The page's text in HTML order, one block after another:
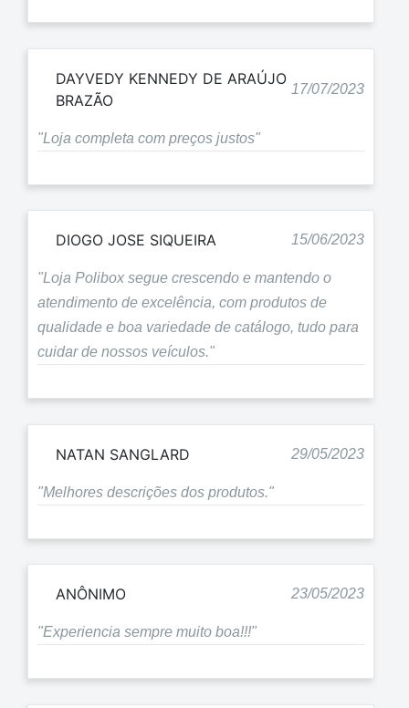
DAYVEDY KENNEDY DE ARAÚJO
BRAZÃO
17/07/2023
"Loja completa com preços justos"
DIOGO JOSE SIQUEIRA 15/06/2023
"Loja Polibox segue crescendo e mantendo o
atendimento de excelência, com produtos de
qualidade e boa variedade de catálogo, tudo para
cuidar de nossos veículos."
NATAN SANGLARD 29/05/2023
"Melhores descrições dos produtos."
ANÔNIMO 23/05/2023
"Experiencia sempre muito boa!!!"